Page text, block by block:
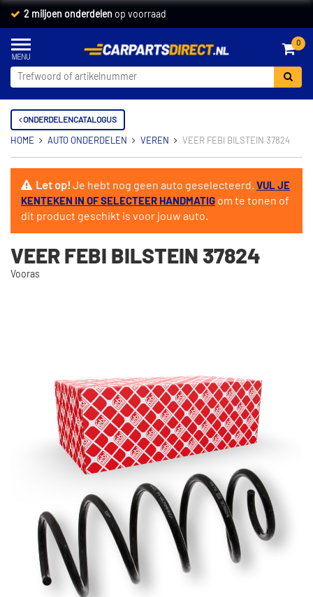
2 miljoen onderdelen op voorraad
0
ONDERDELENCATALOGUS
HOME AUTO ONDERDELEN VEREN VEER FEBI BILSTEIN 37824
Let op!Je hebt nog geen auto geselecteerd. VUL JE
KENTEKEN IN OF SELECTEER HANDMATIG om te tonen of
dit product geschikt is voor jouw auto.
VEER FEBI BILSTEIN 37824
Vooras